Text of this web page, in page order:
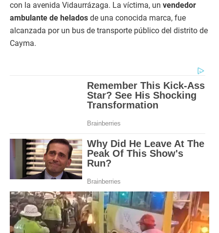
con la avenida Vidaurrázaga. La víctima, un vendedor
ambulante de helados de una conocida marca, fue
alcanzada por un bus de transporte público del distrito de
Cayma.